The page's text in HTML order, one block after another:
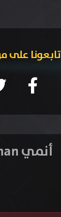
تابعونا على
أنمي Ultraman – الحلقة 1